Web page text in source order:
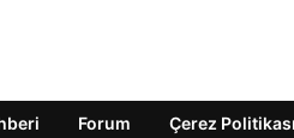
Forum Çerez Politikası